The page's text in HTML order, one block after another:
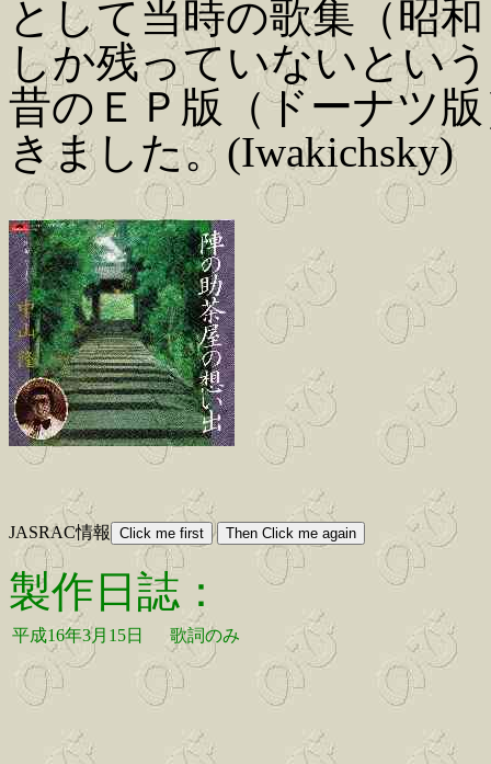
として当時の歌集（昭
しか残っていないとい
昔のＥＰ版（ドーナツ
きました。(Iwakichsky)
JASRAC情報
製作日誌：
平成16年3月15日 歌詞のみ